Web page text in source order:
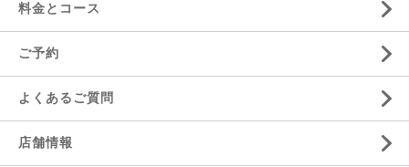
料金とコース
ご予約
よくあるご質問
店舗情報